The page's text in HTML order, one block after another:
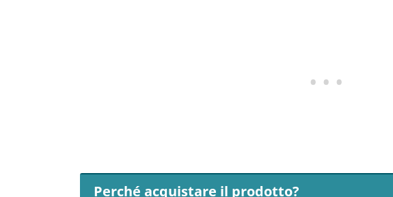
Perché acquistare il prodotto?